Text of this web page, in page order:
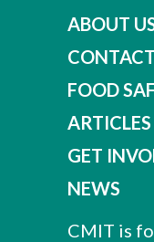
ABOUT
FOOD
ARTICLES
GET
NEWS
CMIT is